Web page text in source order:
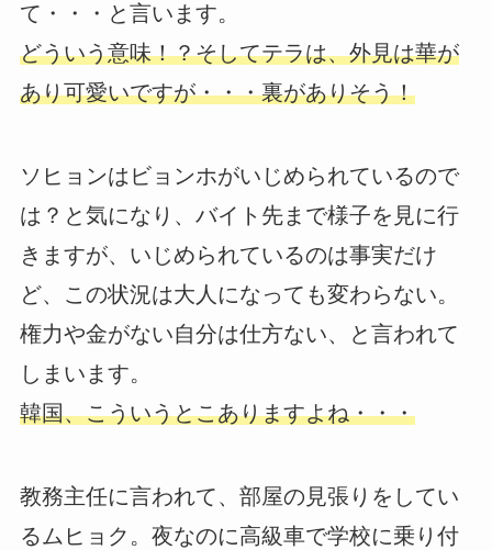
て・・・と言います。
どういう意味！？そしてテラは、外見は華が
あり可愛いですが・・・裏がありそう！
ソヒョンはビョンホがいじめられているので
は？と気になり、バイト先まで様子を見に行
きますが、いじめられているのは事実だけ
ど、この状況は大人になっても変わらない。
権力や金がない自分は仕方ない、と言われて
しまいます。
韓国、こういうとこありますよね・・・
教務主任に言われて、部屋の見張りをしてい
るムヒョク。夜なのに高級車で学校に乗り付